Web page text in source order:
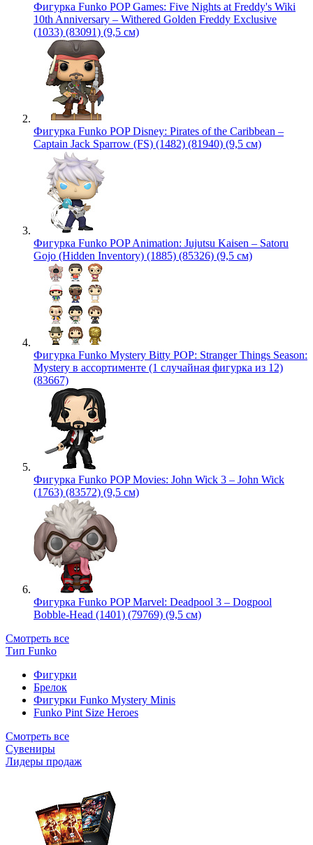
Фигурка Funko POP Games: Five Nights at Freddy's Wiki
10th Anniversary – Withered Golden Freddy Exclusive
(1033) (83091) (9,5 см)
Фигурка Funko POP Disney: Pirates of the Caribbean –
Captain Jack Sparrow (FS) (1482) (81940) (9,5 см)
Фигурка Funko POP Animation: Jujutsu Kaisen – Satoru
Gojo (Hidden Inventory) (1885) (85326) (9,5 см)
Фигурка Funko Mystery Bitty POP: Stranger Things Season:
Mystery в ассортименте (1 случайная фигурка из 12)
(83667)
Фигурка Funko POP Movies: John Wick 3 – John Wick
(1763) (83572) (9,5 см)
Фигурка Funko POP Marvel: Deadpool 3 – Dogpool
Bobble-Head (1401) (79769) (9,5 см)
Смотреть все
Тип Funko
Фигурки
Брелок
Фигурки Funko Mystery Minis
Funko Pint Size Heroes
Смотреть все
Сувениры
Лидеры продаж